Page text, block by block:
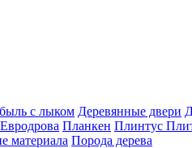
с лыком Деревянные двери
Планкен Плинтус
материала Порода дерева